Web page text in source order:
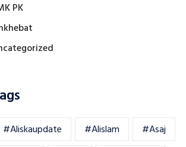
PK
#aliskaupdate #alislam
#asaj